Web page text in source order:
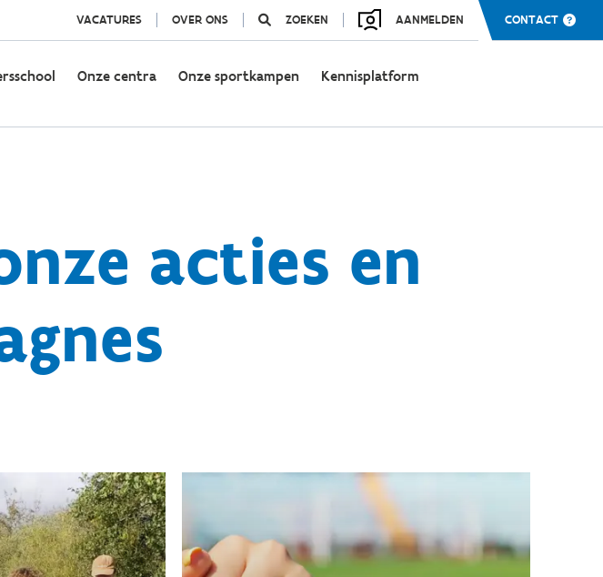
VACATURES OVER ONS ZOEKEN AANMELDEN CONTACT
Onze centra Onze sportkampen Kennisplatform
acties en